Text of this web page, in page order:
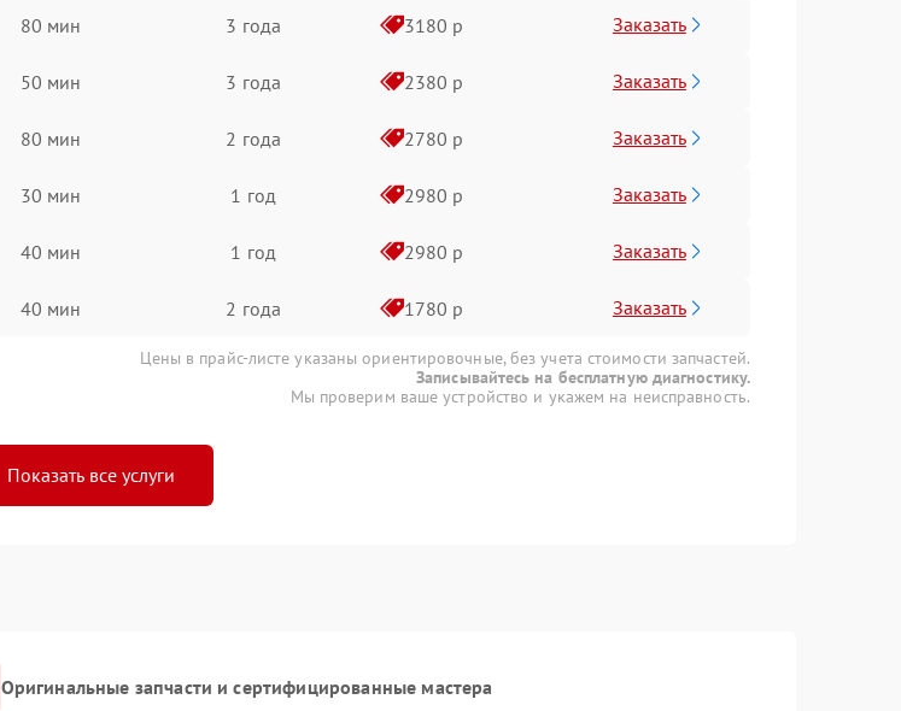
80 мин 3 года 3180 р Заказать
50 мин 3 года 2380 р Заказать
80 мин 2 года 2780 р Заказать
30 мин 1 год 2980 р Заказать
40 мин 1 год 2980 р Заказать
40 мин 2 года 1780 р Заказать
Цены в прайс-листе указаны ориентировочные, без учета стоимости запчастей.
Записывайтесь на бесплатную диагностику.
Мы проверим ваше устройство и укажем на неисправность.
Показать все услуги
Оригинальные запчасти и сертифицированные мастера